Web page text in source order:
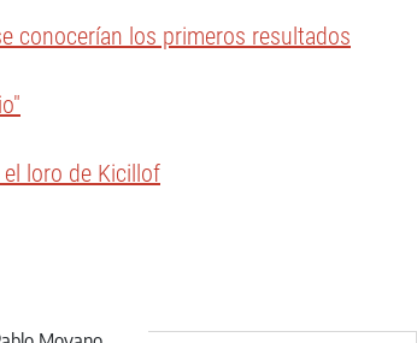
conocerían los primeros resultados
loro de Kicillof